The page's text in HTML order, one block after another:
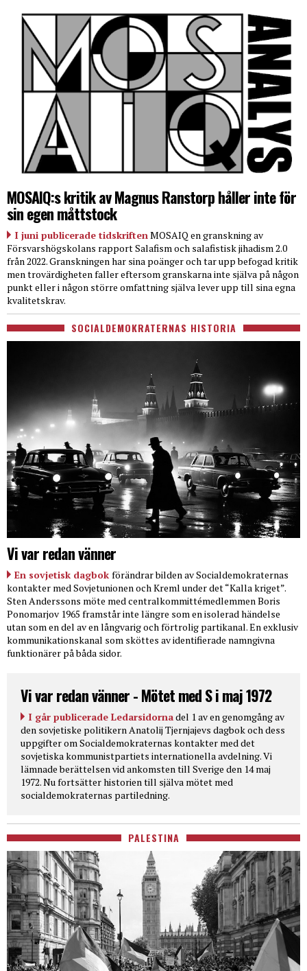
MOSAIQ:s kritik av Magnus Ranstorp håller inte för
sin egen måttstock
I juni publicerade tidskriften MOSAIQ en granskning av
Försvarshögskolans rapport Salafism och salafistisk jihadism 2.0
från 2022. Granskningen har sina poänger och tar upp befogad kritik
men trovärdigheten faller eftersom granskarna inte själva på någon
punkt eller i någon större omfattning själva lever upp till sina egna
kvalitetskrav.
SOCIALDEMOKRATERNAS HISTORIA
Vi var redan vänner
En sovjetisk dagbok förändrar bilden av Socialdemokraternas
kontakter med Sovjetunionen och Kreml under det “Kalla kriget”.
Sten Anderssons möte med centralkommittémedlemmen Boris
Ponomarjov 1965 framstår inte längre som en isolerad händelse
utan som en del av en långvarig och förtrolig partikanal. En exklusiv
kommunikationskanal som sköttes av identifierade namngivna
funktionärer på båda sidor.
Vi var redan vänner - Mötet med S i maj 1972
I går publicerade Ledarsidornadel 1 av en genomgång av
den sovjetiske politikern Anatolij Tjernjajevs dagbok och dess
uppgifter om Socialdemokraternas kontakter med det
sovjetiska kommunistpartiets internationella avdelning. Vi
lämnade berättelsen vid ankomsten till Sverige den 14 maj
1972. Nu fortsätter historien till själva mötet med
socialdemokraternas partiledning.
PALESTINA